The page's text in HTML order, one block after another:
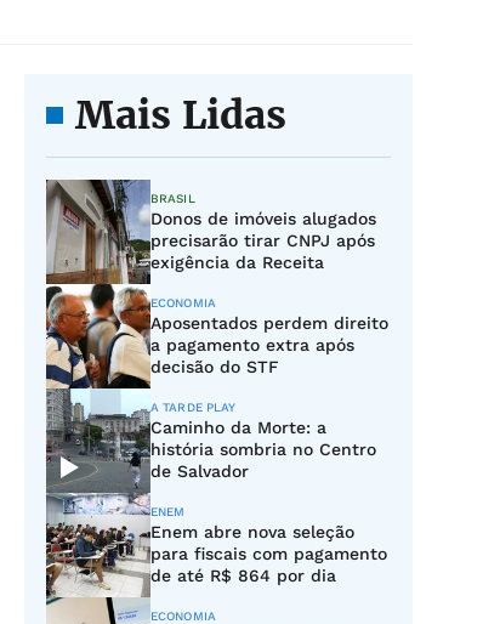
Mais Lidas
BRASIL
Donos de imóveis alugados
precisarão tirar CNPJ após
exigência da Receita
ECONOMIA
Aposentados perdem direito
a pagamento extra após
decisão do STF
A TARDE PLAY
Caminho da Morte: a
história sombria no Centro
de Salvador
ENEM
Enem abre nova seleção
para fiscais com pagamento
de até R$ 864 por dia
ECONOMIA